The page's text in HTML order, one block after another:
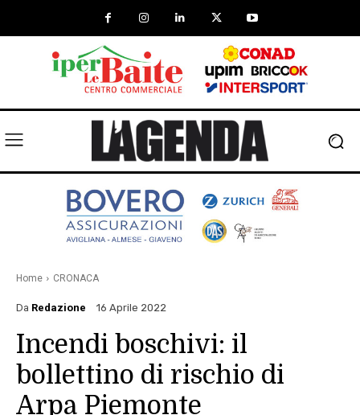
Home CRONACA
Da Redazione 16 Aprile 2022
Incendi boschivi: il
bollettino di rischio di
Arpa Piemonte